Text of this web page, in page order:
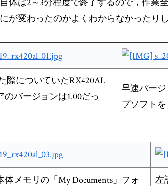
体は2～3分程度で終了するので，作業
が変わったのかよくわからなかったり
際についていたRX420AL
バージョンは1.00だっ
早速バー
プソフトを
メモリの「My Documents」フォ
左